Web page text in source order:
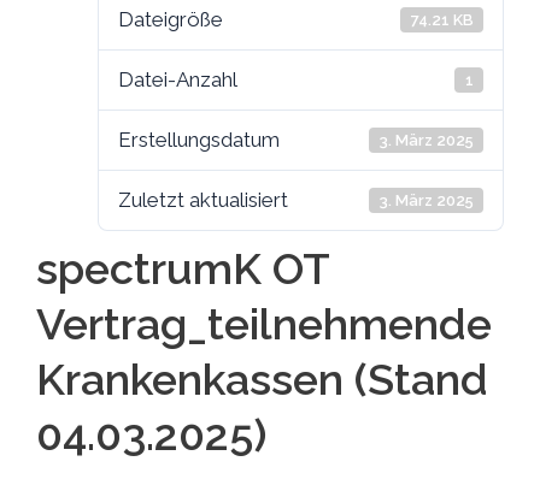
Dateigröße 74.21 KB
Datei-Anzahl 1
Erstellungsdatum 3. März 2025
Zuletzt aktualisiert 3. März 2025
spectrumK OT
Vertrag_teilnehmende
Krankenkassen (Stand
04.03.2025)